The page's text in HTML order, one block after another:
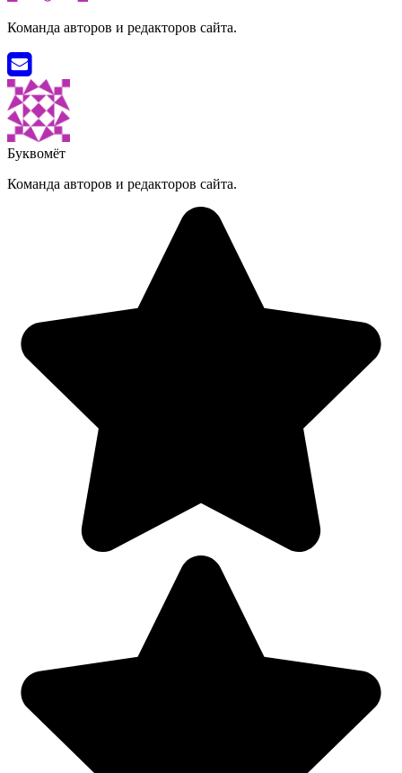
Команда авторов и редакторов сайта.
Буквомёт
Команда авторов и редакторов сайта.